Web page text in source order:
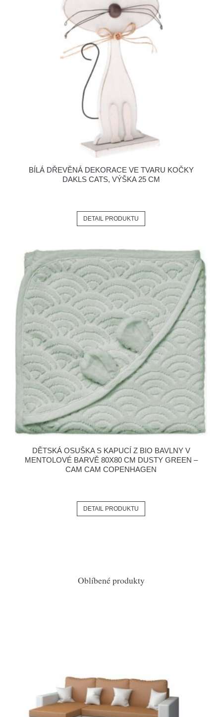
BÍLÁ DŘEVĚNÁ DEKORACE VE TVARU KOČKY
DAKLS CATS, VÝŠKA 25 CM
DETAIL PRODUKTU
DĚTSKÁ OSUŠKA S KAPUCÍ Z BIO BAVLNY V
MENTOLOVÉ BARVĚ 80X80 CM DUSTY GREEN –
CAM CAM COPENHAGEN
DETAIL PRODUKTU
Oblíbené produkty